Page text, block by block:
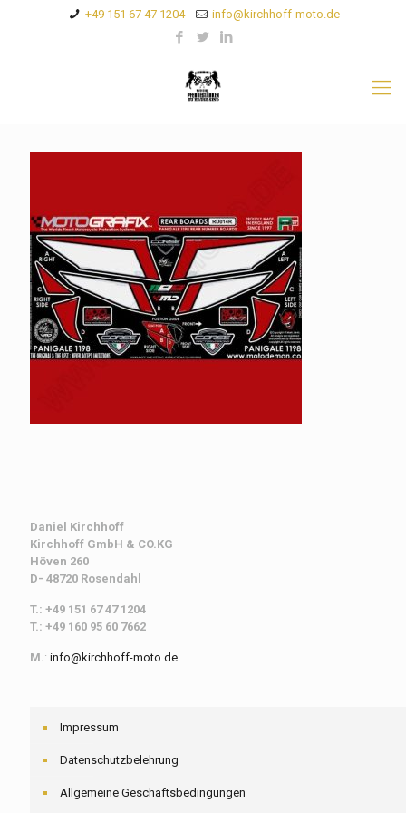
+49 151 67 47 1204 info@kirchhoff-moto.de
Daniel Kirchhoff
Kirchhoff GmbH & CO.KG
Höven 260
D- 48720 Rosendahl
T.: +49 151 67 47 1204
T.: +49 160 95 60 7662
M.: info@kirchhoff-moto.de
Impressum
Datenschutzbelehrung
Allgemeine Geschäftsbedingungen